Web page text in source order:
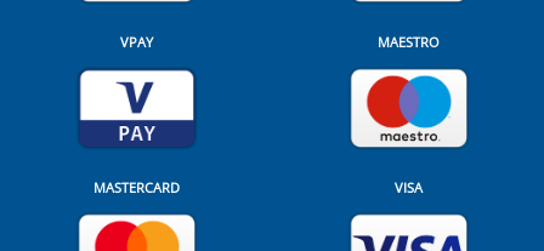
VPAY MAESTRO
MASTERCARD VISA